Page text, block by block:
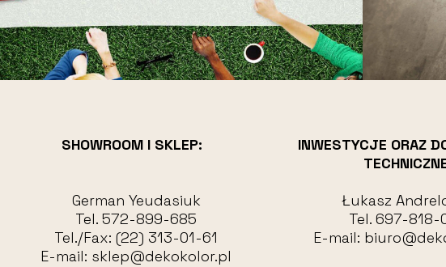
SHOWROOM I SKLEP:
German Yeudasiuk
Tel. 572-899-685
Tel./Fax: (22) 313-01-61
E-mail: sklep@dekokolor.pl
INWESTYCJE ORAZ
Łukasz
Tel. 697-818-
E-mail: